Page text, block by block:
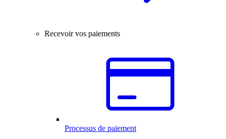
Recevoir vos paiements
Processus de paiement